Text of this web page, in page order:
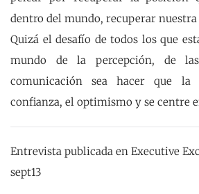
dentro del mundo, recuperar
Quizá el desafío de todos los que
mundo de la percepción, de
comunicación sea hacer que la
confianza, el optimismo y se centre
Entrevista publicada en Executive
sept13